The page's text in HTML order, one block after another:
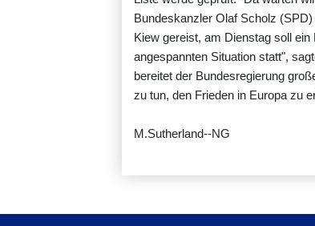
Bundeskanzler Olaf Scholz
Kiew gereist, am Dienstag soll
angespannten Situation statt",
bereitet der Bundesregierung
zu tun, den Frieden in Europa zu
M.Sutherland--NG